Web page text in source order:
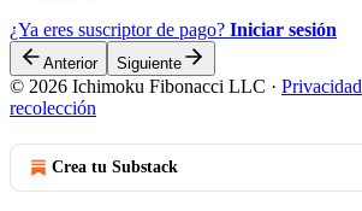
¿Ya eres suscriptor de pago? Iniciar sesión
Anterior Siguiente
© 2026 Ichimoku Fibonacci LLC · Privacidad
recolección
Crea tu Substack